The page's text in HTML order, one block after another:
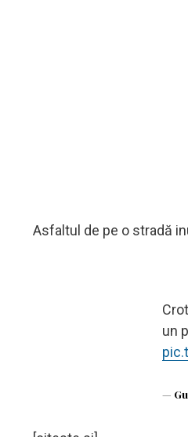
Asfaltul de pe o stradă
un
—